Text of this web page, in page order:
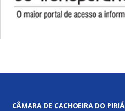
CÂMARA DE CACHOEIRA DO PIRIÁ